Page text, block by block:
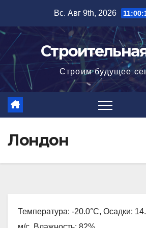
содержимому
Вс. Авг 9th, 2026
Строим будущее
Лондон
Температура: -20.0°C, Осадки: